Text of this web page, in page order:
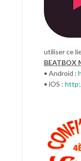
utiliser ce
BEATBOX
• Android :
• iOS :